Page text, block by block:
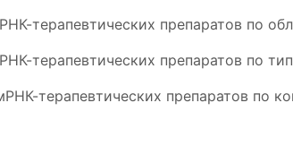
терапевтических препаратов по
терапевтических препаратов по
терапевтических препаратов по